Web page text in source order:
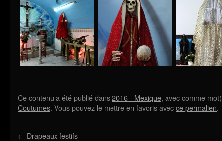
Ce contenu a été publié dans2016 - Mexique, avec comme
Coutumes. Vous pouvez le mettre en favoris avecce permalien.
← Drapeaux festifs